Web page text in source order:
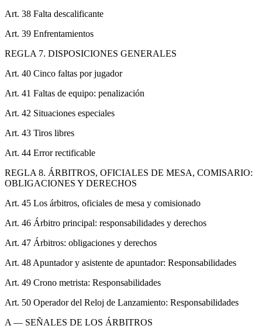
Art. 38 Falta descalificante
Art. 39 Enfrentamientos
REGLA 7. DISPOSICIONES GENERALES
Art. 40 Cinco faltas por jugador
Art. 41 Faltas de equipo: penalización
Art. 42 Situaciones especiales
Art. 43 Tiros libres
Art. 44 Error rectificable
REGLA 8. ÁRBITROS, OFICIALES DE MESA, COMISARIO:
OBLIGACIONES Y DERECHOS
Art. 45 Los árbitros, oficiales de mesa y comisionado
Art. 46 Árbitro principal: responsabilidades y derechos
Art. 47 Árbitros: obligaciones y derechos
Art. 48 Apuntador y asistente de apuntador: Responsabilidades
Art. 49 Crono metrista: Responsabilidades
Art. 50 Operador del Reloj de Lanzamiento: Responsabilidades
A — SEÑALES DE LOS ÁRBITROS